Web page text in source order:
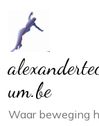
inhoud
um.be
Waar beweging